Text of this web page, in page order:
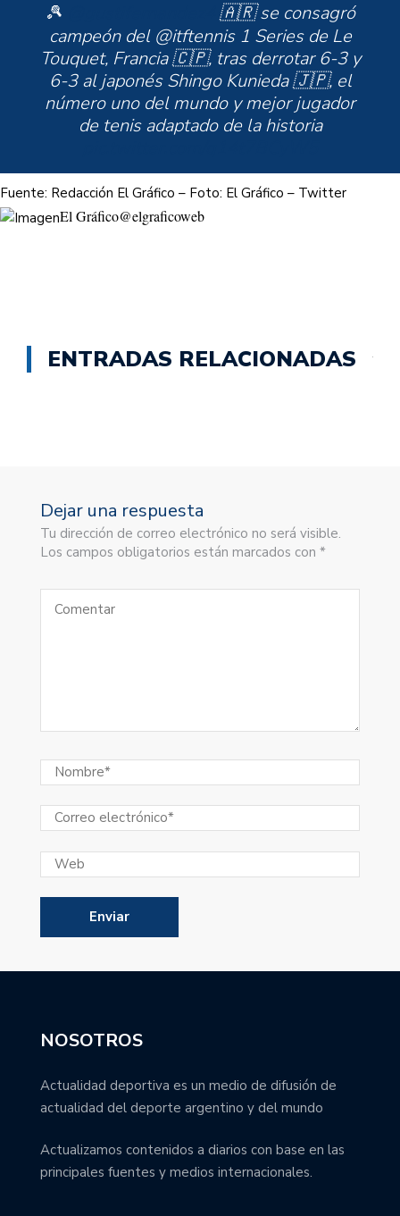
🎾
🇦🇷 se consagró
campeón del @itftennis 1 Series de Le
Touquet, Francia 🇨🇵, tras derrotar 6-3 y
6-3 al japonés Shingo Kunieda 🇯🇵, el
número uno del mundo y mejor jugador
de tenis adaptado de la historia
Fuente: Redacción El Gráfico – Foto: El Gráfico – Twitter
El Gráfico@elgraficoweb
ENTRADAS RELACIONADAS
Dejar una respuesta
Tu dirección de correo electrónico no será visible.
Los campos obligatorios están marcados con *
NOSOTROS
Actualidad deportiva es un medio de difusión de
actualidad del deporte argentino y del mundo
Actualizamos contenidos a diarios con base en las
principales fuentes y medios internacionales.